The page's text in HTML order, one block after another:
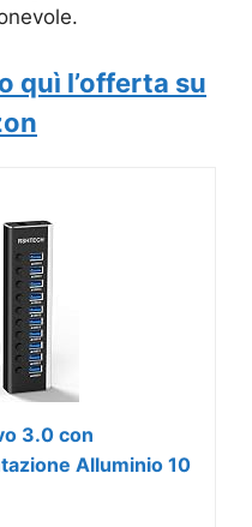
quì l’offerta su
3.0 con
Alluminio 10